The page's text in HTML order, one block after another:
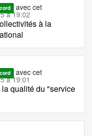
avec cet
à 19:02
à la
avec cet
à 19:01
qualité du "service